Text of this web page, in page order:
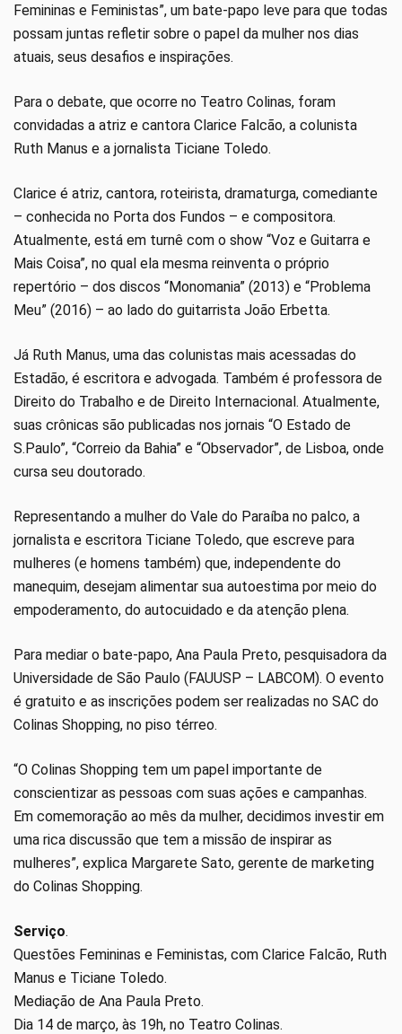
Femininas e Feministas”, um bate-papo leve para que todas
possam juntas refletir sobre o papel da mulher nos dias
atuais, seus desafios e inspirações.
Para o debate, que ocorre no Teatro Colinas, foram
convidadas a atriz e cantora Clarice Falcão, a colunista
Ruth Manus e a jornalista Ticiane Toledo.
Clarice é atriz, cantora, roteirista, dramaturga, comediante
– conhecida no Porta dos Fundos – e compositora.
Atualmente, está em turnê com o show “Voz e Guitarra e
Mais Coisa”, no qual ela mesma reinventa o próprio
repertório – dos discos “Monomania” (2013) e “Problema
Meu” (2016) – ao lado do guitarrista João Erbetta.
Já Ruth Manus, uma das colunistas mais acessadas do
Estadão, é escritora e advogada. Também é professora de
Direito do Trabalho e de Direito Internacional. Atualmente,
suas crônicas são publicadas nos jornais “O Estado de
S.Paulo”, “Correio da Bahia” e “Observador”, de Lisboa, onde
cursa seu doutorado.
Representando a mulher do Vale do Paraíba no palco, a
jornalista e escritora Ticiane Toledo, que escreve para
mulheres (e homens também) que, independente do
manequim, desejam alimentar sua autoestima por meio do
empoderamento, do autocuidado e da atenção plena.
Para mediar o bate-papo, Ana Paula Preto, pesquisadora da
Universidade de São Paulo (FAUUSP – LABCOM). O evento
é gratuito e as inscrições podem ser realizadas no SAC do
Colinas Shopping, no piso térreo.
“O Colinas Shopping tem um papel importante de
conscientizar as pessoas com suas ações e campanhas.
Em comemoração ao mês da mulher, decidimos investir em
uma rica discussão que tem a missão de inspirar as
mulheres”, explica Margarete Sato, gerente de marketing
do Colinas Shopping.
Serviço.
Questões Femininas e Feministas, com Clarice Falcão, Ruth
Manus e Ticiane Toledo.
Mediação de Ana Paula Preto.
Dia 14 de março, às 19h, no Teatro Colinas.